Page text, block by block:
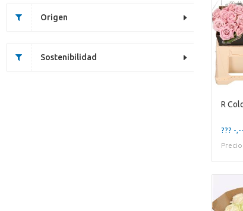
Origen
Sostenibilidad
R
??? -,--